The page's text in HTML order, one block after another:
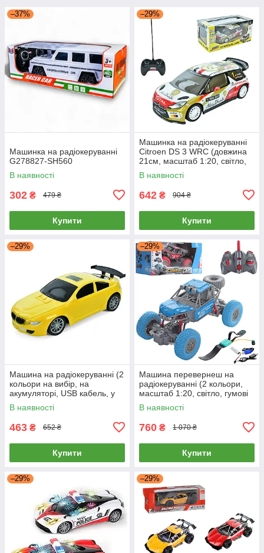
–37%
Машинка на радіокеруванні
G278827-SH560
В наявності
302 ₴ 479 ₴
Купити
–29%
Машинка на радіокеруванні
Citroen DS 3 WRC (довжина
21см, масштаб 1:20, світло,
корпус не б'ється) 10449
В наявності
642 ₴ 904 ₴
Купити
–29%
Машина на радіокеруванні (2
кольори на вибір, на
акумуляторі, USB кабель, у
коробці) 633-28A
В наявності
463 ₴ 652 ₴
Купити
–29%
Машина перевернеш на
радіокеруванні (2 кольори,
масштаб 1:20, світло, гумові
колеса, амортизатори)
UD2201AS
В наявності
760 ₴ 1 070 ₴
Купити
–29% –29%